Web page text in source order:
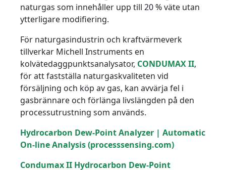
naturgas som innehåller upp till 20 % väte utan
ytterligare modifiering.
För naturgasindustrin och kraftvärmeverk
tillverkar Michell Instruments en
kolvätedaggpunktsanalysator, CONDUMAX II,
för att fastställa naturgaskvaliteten vid
försäljning och köp av gas, kan avvärja fel i
gasbrännare och förlänga livslängden på den
processutrustning som används.
Hydrocarbon Dew-Point Analyzer | Automatic
On-line Analysis (processsensing.com)
Condumax II Hydrocarbon Dew-Point